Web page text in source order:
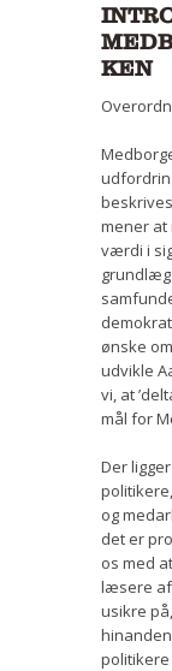
KEN
mener at
værdi i
ønske
udvikle
vi, at
mål for
Der
og
det er
os med
læsere af
usikre